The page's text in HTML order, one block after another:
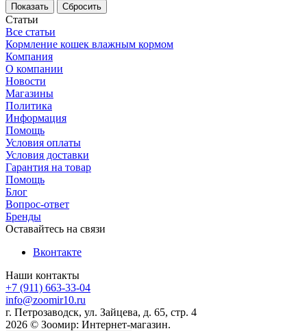
Сбросить
Статьи
Все статьи
Кормление кошек влажным кормом
Компания
О компании
Новости
Магазины
Политика
Информация
Помощь
Условия оплаты
Условия доставки
Гарантия на товар
Помощь
Блог
Вопрос-ответ
Бренды
Оставайтесь на связи
Вконтакте
Наши контакты
+7 (911) 663-33-04
info@zoomir10.ru
г. Петрозаводск, ул. Зайцева, д. 65, стр. 4
2026 © Зоомир: Интернет-магазин.